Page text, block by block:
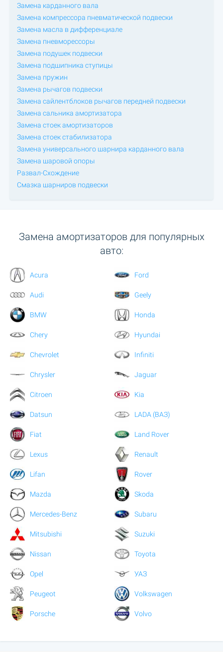
Замена карданного вала
Замена компрессора пневматической подвески
Замена масла в дифференциале
Замена пневморессоры
Замена подушек подвески
Замена подшипника ступицы
Замена пружин
Замена рычагов подвески
Замена сайлентблоков рычагов передней подвески
Замена сальника амортизатора
Замена стоек амортизаторов
Замена стоек стабилизатора
Замена универсального шарнира карданного вала
Замена шаровой опоры
Развал-Схождение
Смазка шарниров подвески
Замена амортизаторов для популярных
авто:
Acura
Audi
BMW
Chery
Chevrolet
Chrysler
Citroen
Datsun
Fiat
Ford
Geely
Honda
Hyundai
Infiniti
Jaguar
Kia
LADA (ВАЗ)
Land Rover
Lexus
Lifan
Mazda
Mercedes-Benz
Mitsubishi
Nissan
Opel
Peugeot
Porsche
Renault
Rover
Skoda
Subaru
Suzuki
Toyota
УАЗ
Volkswagen
Volvo